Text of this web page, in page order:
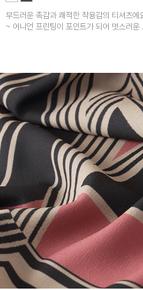
부드러운 촉감과 쾌적한 착용감의 티셔츠에
~ 어니언 프린팅이 포인트가 되어 멋스러운